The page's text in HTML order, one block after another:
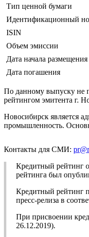
Тип ценной бумаги
Идентификационный
ISIN
Объем эмиссии
Дата начала размещения
Дата погашения
По данному выпуску не
рейтингом эмитента г.
Новосибирск является
промышленность.
Контакты для СМИ:
Кредитный рейтинг
рейтинга был
Кредитный рейтинг
пресс-релиза в
При присвоении
26.12.2019).